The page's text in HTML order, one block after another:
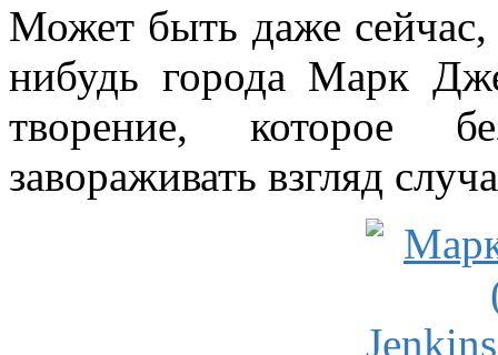
Может быть даже
нибудь города Марк
творение, которое
завораживать взгляд